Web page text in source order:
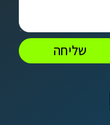
שליחה